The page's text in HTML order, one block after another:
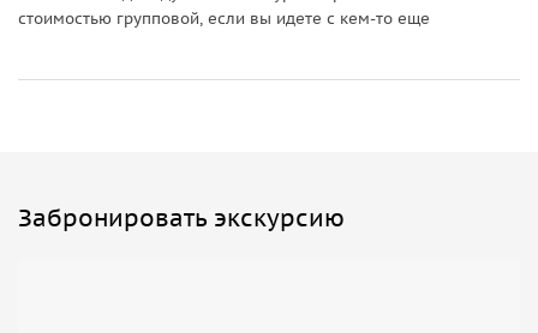
стоимостью групповой, если вы идете с кем-то еще
Забронировать экскурсию